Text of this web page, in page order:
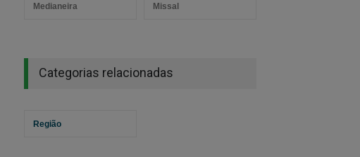
Medianeira Missal
Categorias relacionadas
Região